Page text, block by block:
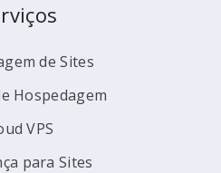
de Sites
Hospedagem
VPS
para Sites